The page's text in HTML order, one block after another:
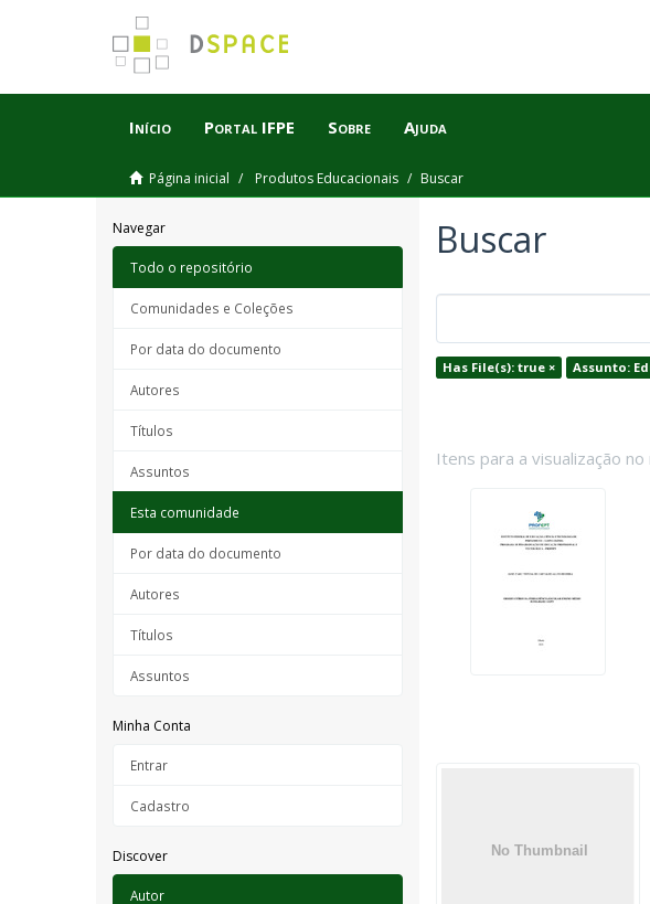
Início Portal IFPE Sobre Ajuda
Página inicial Produtos Educacionais Buscar
Navegar
Todo o repositório
Comunidades e Coleções
Por data do documento
Autores
Títulos
Assuntos
Esta comunidade
Por data do documento
Autores
Títulos
Assuntos
Minha Conta
Entrar
Cadastro
Discover
Autor
Buscar
Has File(s): true × Assunto:
Itens para a visualização